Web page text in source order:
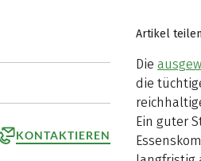
KONTAKTIEREN
Artikel teilen
Die
die
Ein guter